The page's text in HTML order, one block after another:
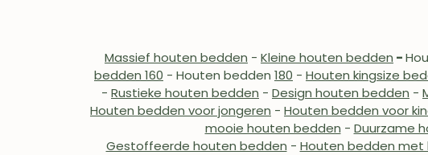
Massief houten bedden - Kleine houten bedden -
bedden 160 - Houten bedden 180 - Houten kingsize
- Rustieke houten bedden - Design houten bedden -
Houten bedden voor jongeren - Houten bedden voor
mooie houten bedden - Duurzame
Gestoffeerde houten bedden - Houten bedden met